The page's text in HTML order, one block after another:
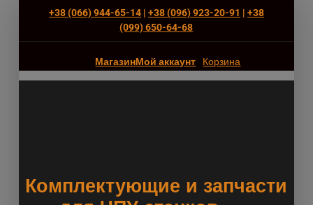
+38 (066) 944-65-14| +38 (096) 923-20-91 | +38
(‎099) 650-64-68
МагазинМой аккаунт Корзина
Комплектующие и запчасти